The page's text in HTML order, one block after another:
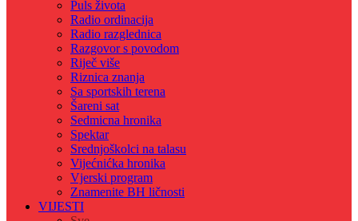
Puls života
Radio ordinacija
Radio razglednica
Razgovor s povodom
Riječ više
Riznica znanja
Sa sportskih terena
Šareni sat
Sedmicna hronika
Spektar
Srednjoškolci na talasu
Vijećnićka hronika
Vjerski program
Znamenite BH ličnosti
VIJESTI